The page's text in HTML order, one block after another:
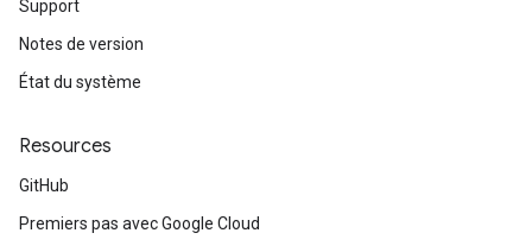
Support
Notes de version
État du système
Resources
GitHub
Premiers pas avec Google Cloud